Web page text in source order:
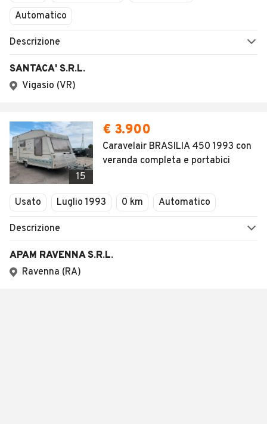
Automatico
Descrizione
SANTACA' S.R.L.
Vigasio (VR)
15
€ 3.900
Caravelair BRASILIA 450 1993 con
veranda completa e portabici
Usato Luglio 1993 0 km Automatico
Descrizione
APAM RAVENNA S.R.L.
Ravenna (RA)